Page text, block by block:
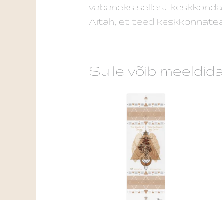
vabaneks sellest
Aitäh, et teed
Sulle võib